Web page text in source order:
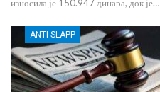
износила је 150.947 динара, док је…
ANTI SLAPP